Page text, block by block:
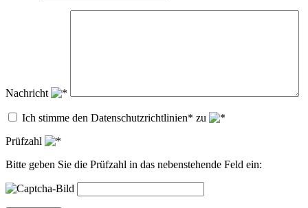
Nachricht
Ich stimme den Datenschutzrichtlinien* zu
Prüfzahl
Bitte geben Sie die Prüfzahl in das nebenstehende Feld ein: